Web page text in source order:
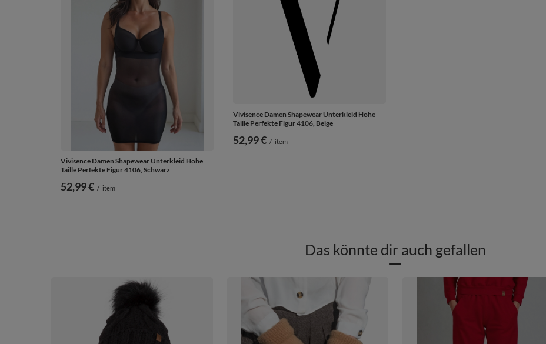
Vivisence Damen Shapewear Unterkleid Hohe
Taille Perfekte Figur 4106, Schwarz
52,99 € / item
Vivisence Damen Shapewear Unterkleid Hohe
Taille Perfekte Figur 4106, Beige
52,99 € / item
Das könnte dir auch gefallen